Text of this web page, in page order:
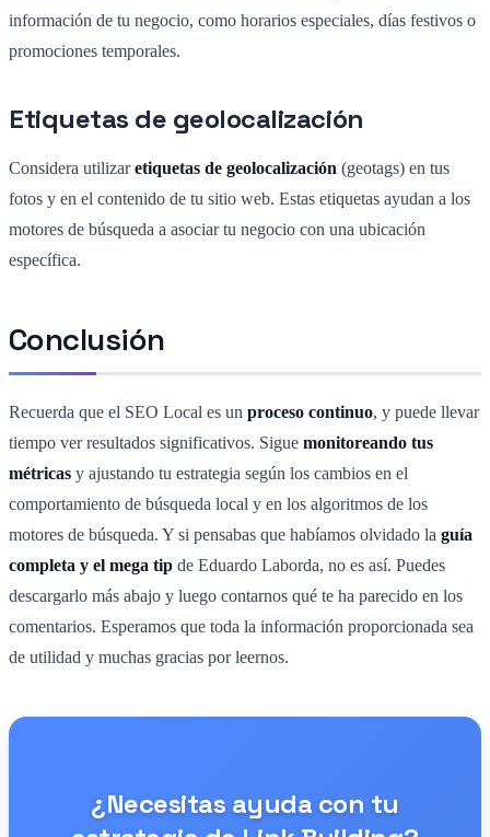
información de tu negocio, como horarios especiales, días festivos o
promociones temporales.
Etiquetas de geolocalización
Considera utilizaretiquetas de geolocalización (geotags) en tus
fotos y en el contenido de tu sitio web. Estas etiquetas ayudan a los
motores de búsqueda a asociar tu negocio con una ubicación
específica.
Conclusión
Recuerda que el SEO Local es un proceso continuo, y puede llevar
tiempo ver resultados significativos. Sigue monitoreando tus
métricas y ajustando tu estrategia según los cambios en el
comportamiento de búsqueda local y en los algoritmos de los
motores de búsqueda. Y si pensabas que habíamos olvidado la guía
completa y el mega tip de Eduardo Laborda, no es así. Puedes
descargarlo más abajo y luego contarnos qué te ha parecido en los
comentarios. Esperamos que toda la información proporcionada sea
de utilidad y muchas gracias por leernos.
¿Necesitas ayuda con tu